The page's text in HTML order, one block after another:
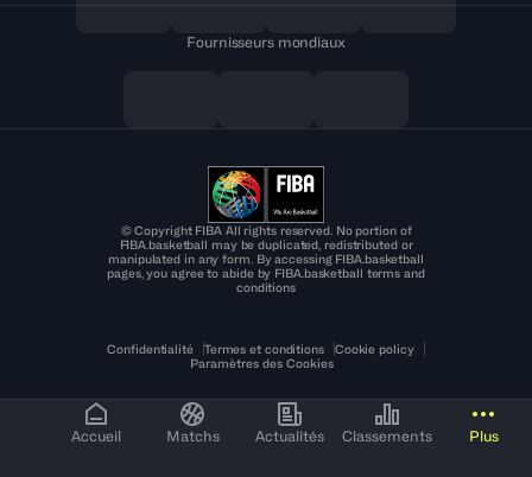
Accueil Matchs Actualités Classements Plus
Fournisseurs mondiaux
© Copyright FIBA All rights reserved. No portion of
FIBA.basketball may be duplicated, redistributed or
manipulated in any form. By accessing FIBA.basketball
pages, you agree to abide by FIBA.basketball terms and
conditions
Confidentialité Termes et conditions
Cookie policy
Paramètres des Cookies